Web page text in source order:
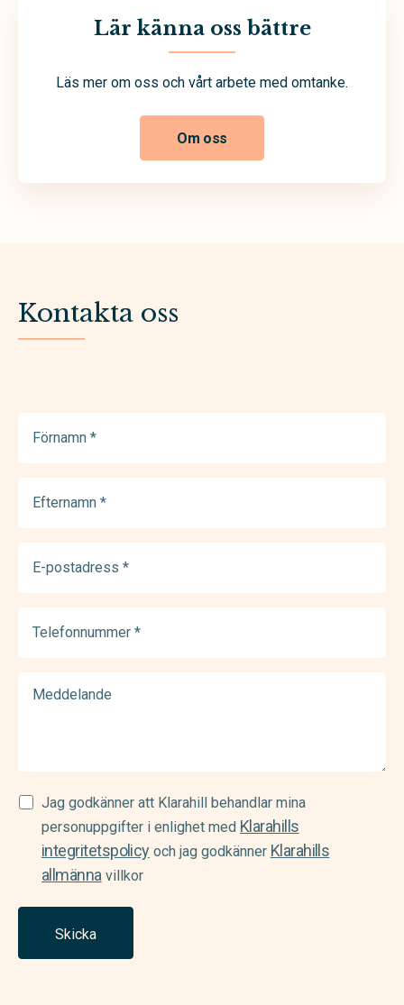
Lär känna oss bättre
Läs mer om oss och vårt arbete med omtanke.
Om oss
Kontakta oss
(Required)
(Required)
postadress
(Required)
Samtycke
(Required)
Jag godkänner att Klarahill behandlar mina
personuppgifter i enlighet med Klarahills
integritetspolicyoch jag godkänner Klarahills
allmännavillkor
Skicka